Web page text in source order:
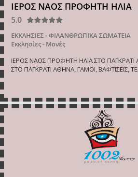
ΙΕΡΟΣ ΝΑΟΣ ΠΡΟΦΗΤΗ ΗΛΙΑ
5.0
ΕΚΚΛΗΣΙΕΣ - ΦΙΛΑΝΘΡΩΠΙΚΑ ΣΩΜΑΤΕΙΑ
Εκκλησίες - Μονές
ΙΕΡΟΣ ΝΑΟΣ ΠΡΟΦΗΤΗ ΗΛΙΑ ΣΤΟ ΠΑΓΚΡΑΤΙ
ΣΤΟ ΠΑΓΚΡΑΤΙ ΑΘΗΝΑ, ΓΑΜΟΙ, ΒΑΦΤΙΣΕΙΣ,